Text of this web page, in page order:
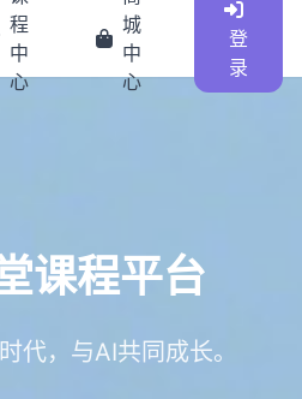
程
中
心
城
中
心
登
录
课程平台
代，与AI共同成长。